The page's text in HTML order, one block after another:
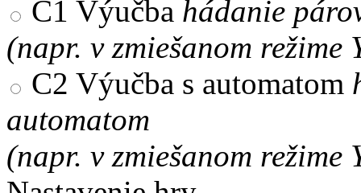
C1 Výučba hádanie
(napr. v zmiešanom režime
C2 Výučba s automatom
automatom
(napr. v zmiešanom režime